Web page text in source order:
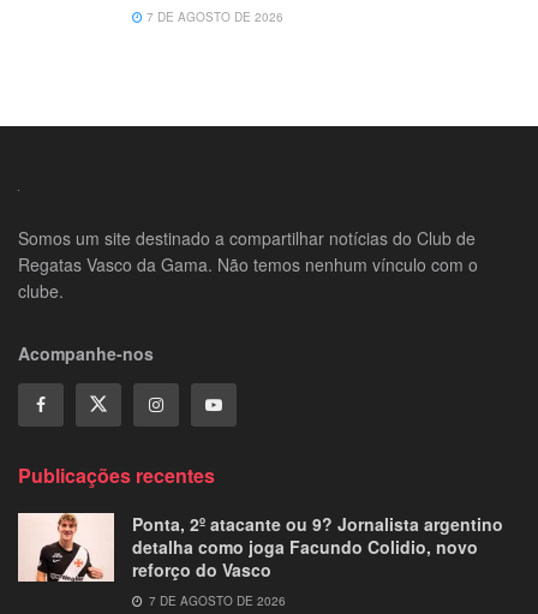
7 DE AGOSTO DE 2026
Somos um site destinado a compartilhar notícias do Club de
Regatas Vasco da Gama. Não temos nenhum vínculo com o
clube.
Acompanhe-nos
Publicações recentes
Ponta, 2º atacante ou 9? Jornalista argentino
detalha como joga Facundo Colidio, novo
reforço do Vasco
7 DE AGOSTO DE 2026